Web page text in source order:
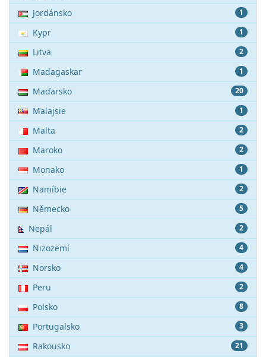
1
Jordánsko
1
Kypr
2
Litva
1
Madagaskar
20
Maďarsko
1
Malajsie
2
Malta
2
Maroko
1
Monako
2
Namíbie
5
Německo
2
Nepál
4
Nizozemí
4
Norsko
2
Peru
8
Polsko
3
Portugalsko
21
Rakousko